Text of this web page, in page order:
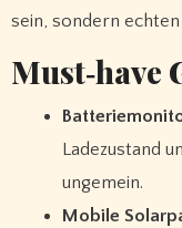
sein, sondern
Must‑have
Ladezustand
ungemein.
Mobile